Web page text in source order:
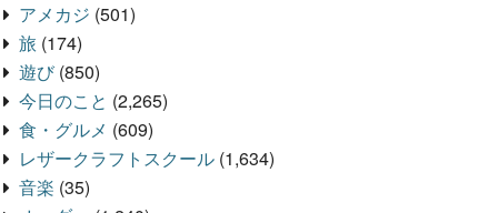
アメカジ (501)
旅 (174)
遊び(850)
今日のこと (2,265)
食・グルメ (609)
レザークラフトスクール (1,634)
音楽 (35)